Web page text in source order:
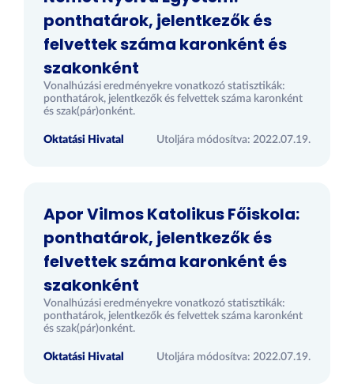
ponthatárok, jelentkezők és
felvettek száma karonként és
szakonként
Vonalhúzási eredményekre vonatkozó statisztikák:
ponthatárok, jelentkezők és felvettek száma karonként
és szak(pár)onként.
Oktatási Hivatal Utoljára módosítva: 2022.07.19.
Apor Vilmos Katolikus Főiskola:
ponthatárok, jelentkezők és
felvettek száma karonként és
szakonként
Vonalhúzási eredményekre vonatkozó statisztikák:
ponthatárok, jelentkezők és felvettek száma karonként
és szak(pár)onként.
Oktatási Hivatal Utoljára módosítva: 2022.07.19.